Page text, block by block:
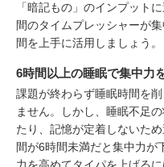
「暗記もの」のインプット
間のタイムプレッシャーが
間を上手に活用しましょう。
6時間以上の睡眠で集中力
課題が終わらず睡眠時間を
ません。しかし、睡眠不足
たり、記憶が定着しないた
間が6時間未満だと集中力が